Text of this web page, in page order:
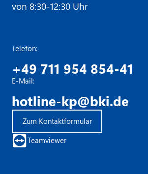
von 8:30-12:30 Uhr
Telefon:
+49 711 954 854-41
E-Mail:
hotline-kp@bki.de
Zum Kontaktformular
Teamviewer